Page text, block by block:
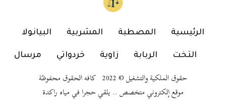
الرئيسية المصطبة المشربية البيانولا
التخت الربابة زاوية خردواتي مرسال
حقوق الملكية والتشغيل © 2022 كافه الحقوق محفوظة
موقع إلكتروني متخصص .. يلقي حجرا في مياه راكدة